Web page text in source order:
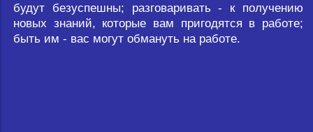
будут безуспешны; разговаривать - к получению
новых знаний, которые вам пригодятся в работе;
быть им - вас могут обмануть на работе.